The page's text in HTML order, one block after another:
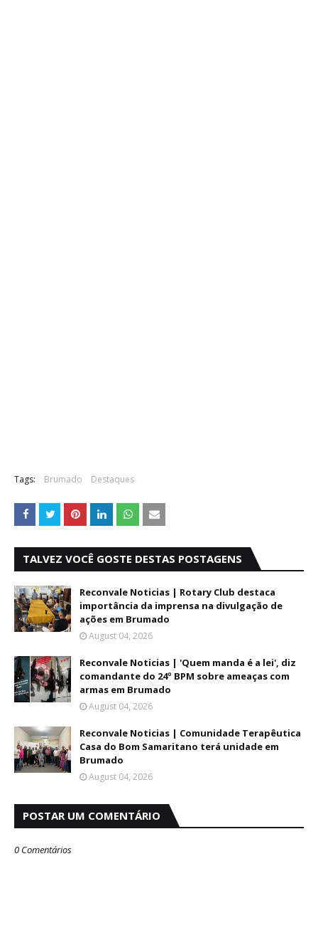
Tags: Brumado Destaques
TALVEZ VOCÊ GOSTE DESTAS POSTAGENS
Reconvale Noticias | Rotary Club destaca
importância da imprensa na divulgação de
ações em Brumado
August 04, 2026
Reconvale Noticias | 'Quem manda é a lei', diz
comandante do 24º BPM sobre ameaças com
armas em Brumado
August 04, 2026
Reconvale Noticias | Comunidade Terapêutica
Casa do Bom Samaritano terá unidade em
Brumado
August 04, 2026
POSTAR UM COMENTÁRIO
0 Comentários